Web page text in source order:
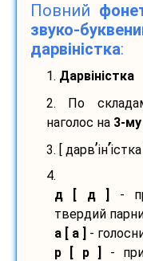
Повний
звуко-
дарвіністка:
1. Дарвіністка
2. По
наголос на 3-му
3. [ дарв’ін’істка ]
4.
д [ д ]
-
твердий
а [ а ]
-
р [ р ]
-